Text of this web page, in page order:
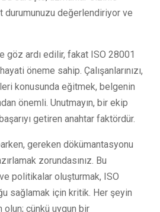
durumunuzu değerlendiriyor ve
göz ardı edilir, fakat ISO 28001
öneme sahip. Çalışanlarınızı,
konusunda eğitmek, belgenin
önemli. Unutmayın, bir ekip
getiren anahtar faktördür.
gereken dökümantasyonu
zorundasınız. Bu
politikalar oluşturmak, ISO
sağlamak için kritik. Her şeyin
çünkü uygun bir